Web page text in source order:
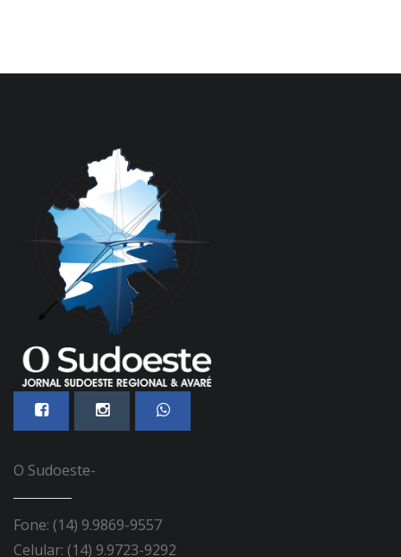
O Sudoeste-
Fone: (14) 9.9869-9557
Celular: (14) 9.9723-9292